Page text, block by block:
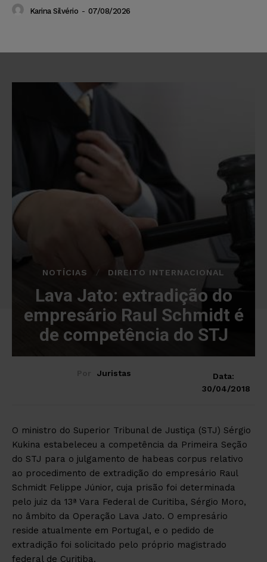
Karina Silvério - 07/08/2026